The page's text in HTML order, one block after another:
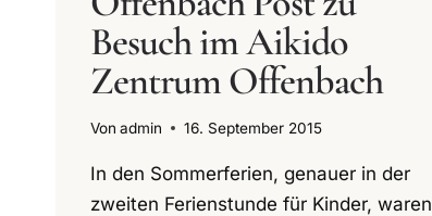
Besuch im Aikido
Zentrum Offenbach
Von admin 16. September 2015
In den Sommerferien, genauer in der
zweiten Ferienstunde für Kinder, waren